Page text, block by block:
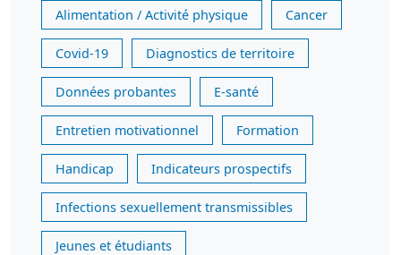
Alimentation / Activité physique Cancer
Covid-19 Diagnostics de territoire
Données probantes E-santé
Entretien motivationnel Formation
Handicap Indicateurs prospectifs
Infections sexuellement transmissibles
Jeunes et étudiants